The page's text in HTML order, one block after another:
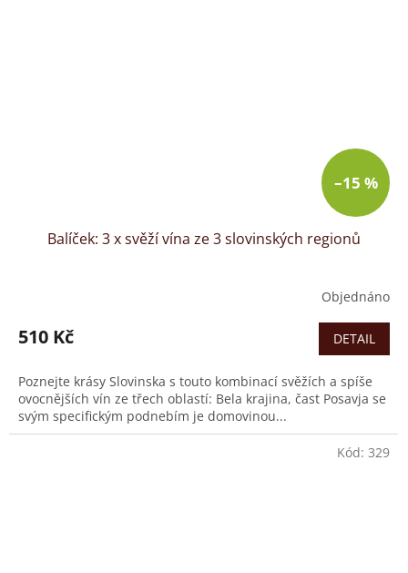
–15 %
Balíček: 3 x svěží vína ze 3 slovinských regionů
Objednáno
510 Kč DETAIL
Poznejte krásy Slovinska s touto kombinací svěžích a spíše
ovocnějších vín ze třech oblastí: Bela krajina, čast Posavja se
svým specifickým podnebím je domovinou...
Kód: 329